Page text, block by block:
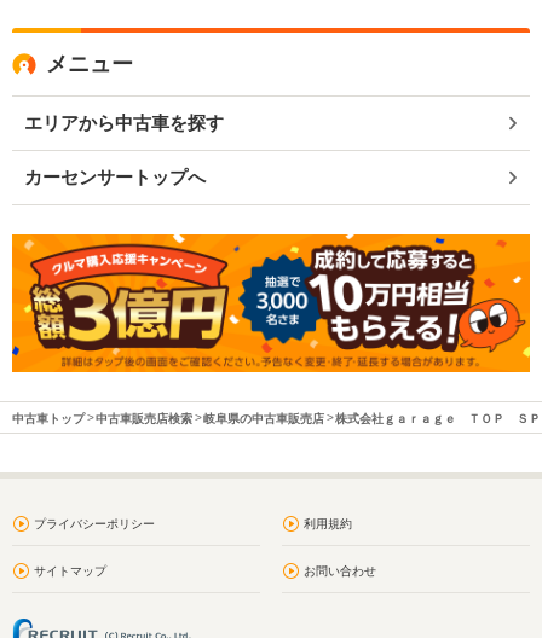
メニュー
エリアから中古車を探す
カーセンサートップへ
中古車トップ 中古車販売店検索 岐阜県の中古車販売店 株式会社ｇａｒａｇｅ ＴＯＰ Ｓ
プライバシーポリシー 利用規約
サイトマップ お問い合わせ